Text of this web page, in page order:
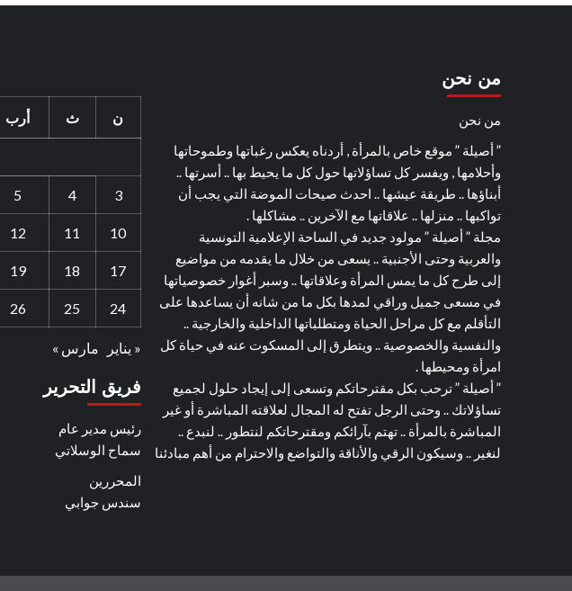
من نحن
من نحن
” أصيلة ” موقع خاص بالمرأة , أردناه يعكس رغباتها وطموحاتها
وأحلامها , ويفسر كل تساؤلاتها حول كل ما يحيط بها .. أسرتها ..
أبناؤها .. طريقة عيشها .. احدث صيحات الموضة التي يجب أن
تواكبها .. منزلها .. علاقاتها مع الآخرين .. مشاكلها .
مجلة ” أصيلة ” مولود جديد في الساحة الإعلامية التونسية
والعربية وحتى الأجنبية .. يسعى من خلال ما يقدمه من مواضيع
إلى طرح كل ما يمس المرأة وعلاقاتها .. وسبر أغوار خصوصياتها
في مسعى جميل وراقي لمدها بكل ما من شانه أن يساعدها على
التأقلم مع كل مراحل الحياة ومتطلباتها الداخلية والخارجية ..
والنفسية والخصوصية .. ويتطرق إلى المسكوت عنه في حياة كل
امرأة ومحيطها .
” أصيلة ” ترحب بكل مقترحاتكم وتسعى إلى إيجاد حلول لجميع
تساؤلاتك .. وحتى الرجل تفتح له المجال لعلاقته المباشرة أو غير
المباشرة بالمرأة .. تهتم بآرائكم ومقترحاتكم لنتطور .. لنبدع ..
لنغير .. وسيكون الرقي والأناقة والتواضع والاحترام من أهم مبادئنا
ن ث أرب
3
4
5
10
11
12
17
18
19
24
25
26
« يناير مارس »
فريق التحرير
رئيس مدير عام
سماح الوسلاتي
المحررين
سندس جوابي